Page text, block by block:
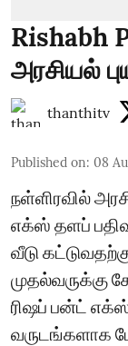
Rishabh
அரசியல்
thanthitv
Published on: 08
நள்ளிரவில்
எக்ஸ் தளப்
வீடு
முதல்வருக்கு
ரிஷப் பன்ட் எக்ஸ்
வருடங்களாக